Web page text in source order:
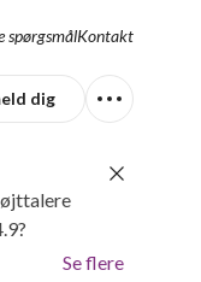
spørgsmålKontakt
dig
Se flere